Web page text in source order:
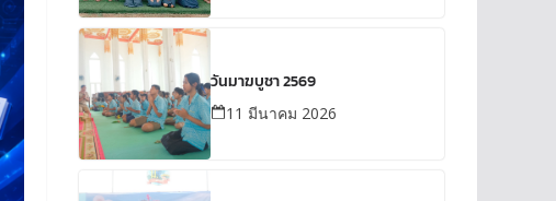
วันมาฆบูชา 2569
11 มีนาคม 2026